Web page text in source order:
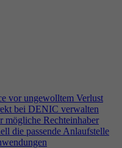
vor ungewolltem Verlust
bei DENIC verwalten
mögliche Rechteinhaber
die passende Anlaufstelle